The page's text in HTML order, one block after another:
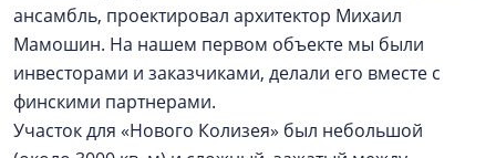
ансамбль, проектировал архитектор Михаил
Мамошин. На нашем первом объекте мы были
инвесторами и заказчиками, делали его вместе с
финскими партнерами.
Участок для «Нового Колизея» был небольшой